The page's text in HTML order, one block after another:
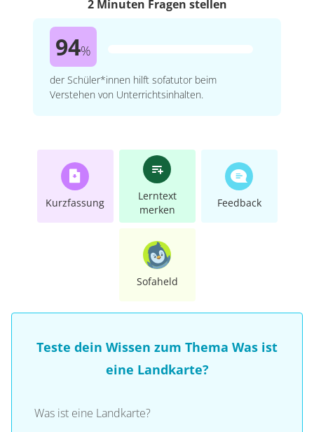
2 Minuten Fragen stellen
94%
der Schüler*innen hilft sofatutor beim
Verstehen von Unterrichtsinhalten.
Kurzfassung
Lerntext
merken
Feedback
Sofaheld
Teste dein Wissen zum Thema Was ist
eine Landkarte?
Was ist eine Landkarte?